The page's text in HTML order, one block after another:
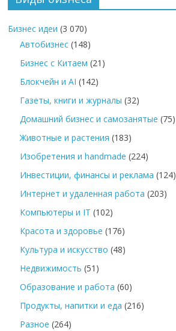
Бизнес идеи (3 070)
Автобизнес (148)
Бизнес с Китаем (21)
Блокчейн и AI (142)
Газеты, книги и журналы (32)
Домашний бизнес и самозанятые (75)
Животные и растения (183)
Изобретения и handmade (224)
Инвестиции, финансы и реклама (124)
Интернет и удаленная работа (203)
Компьютеры и IT (102)
Красота и здоровье (176)
Культура и искусство (48)
Недвижимость (51)
Образование и работа (60)
Продукты, напитки и еда (216)
Разное (264)